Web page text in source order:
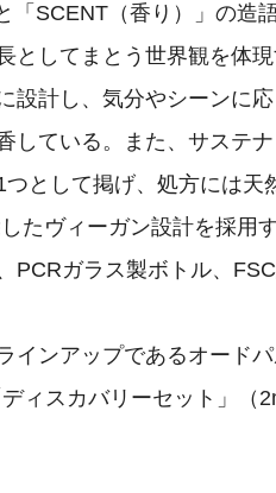
SCENT（香り）」の造
としてまとう世界観を体
計し、気分やシーンに応
している。また、サステ
として掲げ、処方には天
たヴィーガン設計を採用
PCRガラス製ボトル、
ンアップであるオード
ィスカバリーセット」（